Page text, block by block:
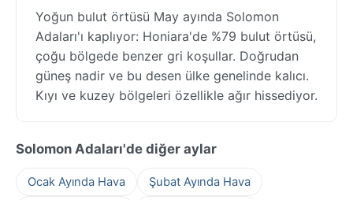
Yoğun bulut örtüsü May ayında Solomon
Adaları'ı kaplıyor: Honiara'de %79 bulut örtüsü,
çoğu bölgede benzer gri koşullar. Doğrudan
güneş nadir ve bu desen ülke genelinde kalıcı.
Kıyı ve kuzey bölgeleri özellikle ağır hissediyor.
Solomon Adaları'de diğer aylar
Ocak Ayında Hava Şubat Ayında Hava